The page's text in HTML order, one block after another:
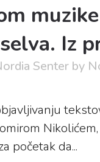
Iz
Senter by
početak da...